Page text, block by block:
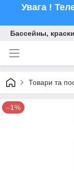
Увага !
Бассейны,
Товари та
–1%